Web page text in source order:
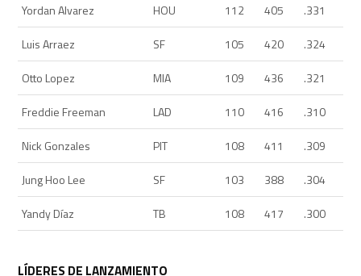
Yordan Alvarez HOU 112 405
.331
Luis Arraez
SF 105 420
.324
Otto Lopez
MIA 109 436
.321
Freddie Freeman
LAD 110 416
.310
Nick Gonzales
PIT 108 411
.309
Jung Hoo Lee
SF 103 388
.304
Yandy Díaz
TB 108 417 .300
LÍDERES DE LANZAMIENTO